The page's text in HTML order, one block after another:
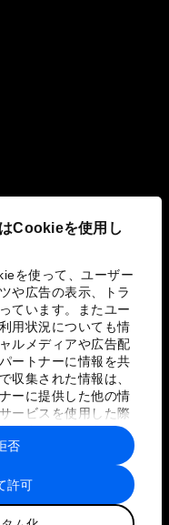
Cookieを使用し
を使って、ユーザー
や広告の表示、トラ
ています。またユー
用状況についても情
ルメディアや広告配
ートナーに情報を共
収集された情報は、
ーに提供した他の情
ービスを使用した際
み合わされ、各パー
れることがありま
許可
否
利用規約